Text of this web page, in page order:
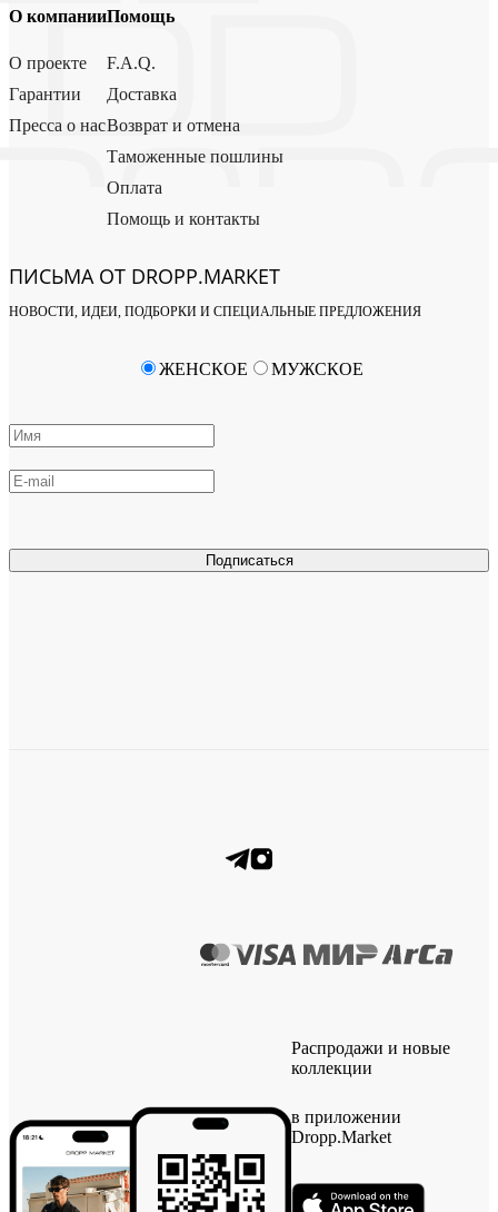
О компании
О проекте
Гарантии
Пресса о нас
Помощь
F.A.Q.
Доставка
Возврат и отмена
Таможенные пошлины
Оплата
Помощь и контакты
ПИСЬМА ОТ DROPP.MARKET
НОВОСТИ, ИДЕИ, ПОДБОРКИ И СПЕЦИАЛЬНЫЕ ПРЕДЛОЖЕНИЯ
Подписаться
ЖЕНСКОЕ МУЖСКОЕ
Распродажи и новые
коллекции
в приложении
Dropp.Market